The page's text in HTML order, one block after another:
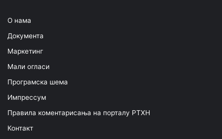
О нама
Документа
Маркетинг
Мали огласи
Програмска шема
Импрессум
Правила коментарисања на порталу РТХН
Контакт